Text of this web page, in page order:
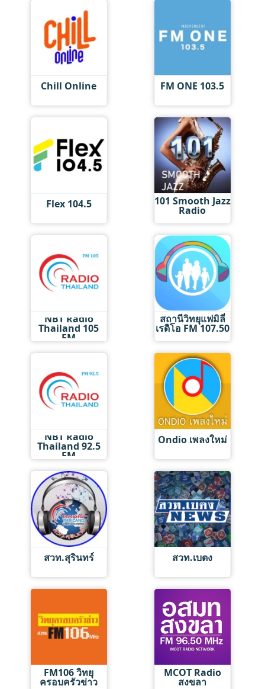
Chill Online FM ONE 103.5
Flex 104.5 101 Smooth Jazz
Radio
NBT Radio
Thailand 105
FM
สถานีวิทยุแฟมิลี่
เรดิโอ FM 107.50
NBT Radio
Thailand 92.5
FM
Ondio เพลงใหม่
สวท.สุรินทร์ สวท.เบตง
FM106 วิทยุ
ครอบครัวข่าว
MCOT Radio
สงขลา